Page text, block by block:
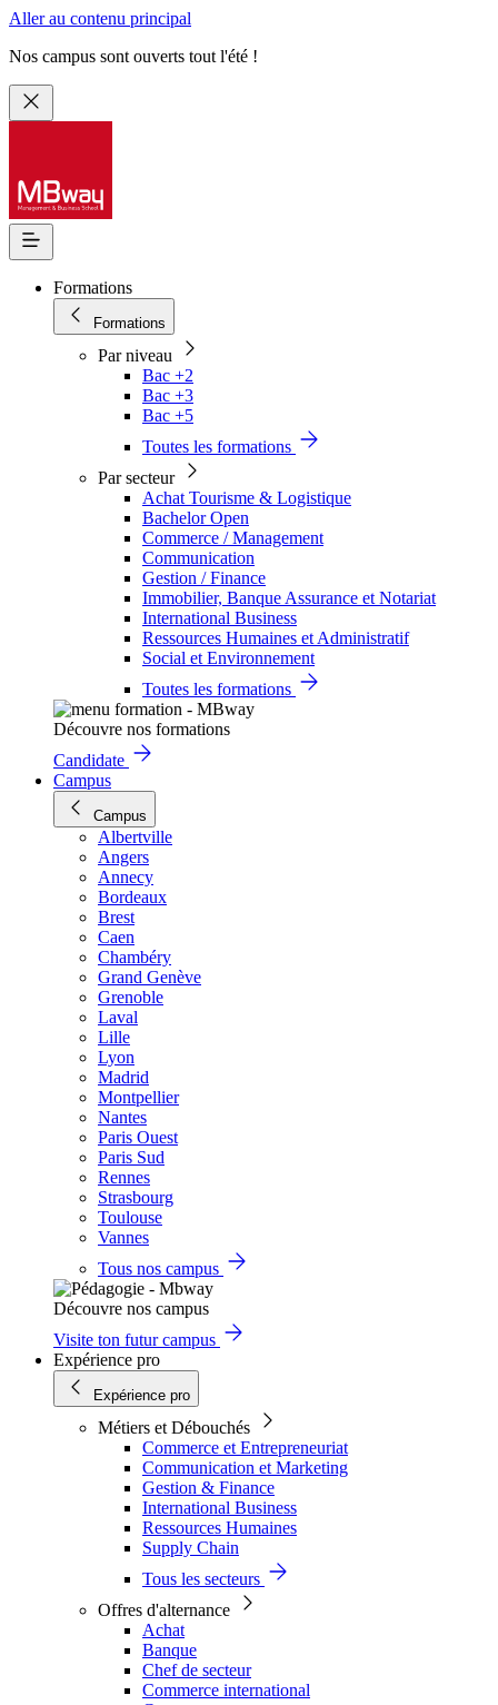
Aller au contenu principal
Nos campus sont ouverts tout l'été !
Formations
Formations
Par niveau
Bac +2
Bac +3
Bac +5
Toutes les formations
Par secteur
Achat Tourisme & Logistique
Bachelor Open
Commerce / Management
Communication
Gestion / Finance
Immobilier, Banque Assurance et Notariat
International Business
Ressources Humaines et Administratif
Social et Environnement
Toutes les formations
Découvre nos formations
Candidate
Campus
Campus
Albertville
Angers
Annecy
Bordeaux
Brest
Caen
Chambéry
Grand Genève
Grenoble
Laval
Lille
Lyon
Madrid
Montpellier
Nantes
Paris Ouest
Paris Sud
Rennes
Strasbourg
Toulouse
Vannes
Tous nos campus
Découvre nos campus
Visite ton futur campus
Expérience pro
Expérience pro
Métiers et Débouchés
Commerce et Entrepreneuriat
Communication et Marketing
Gestion & Finance
International Business
Ressources Humaines
Supply Chain
Tous les secteurs
Offres d'alternance
Achat
Banque
Chef de secteur
Commerce international